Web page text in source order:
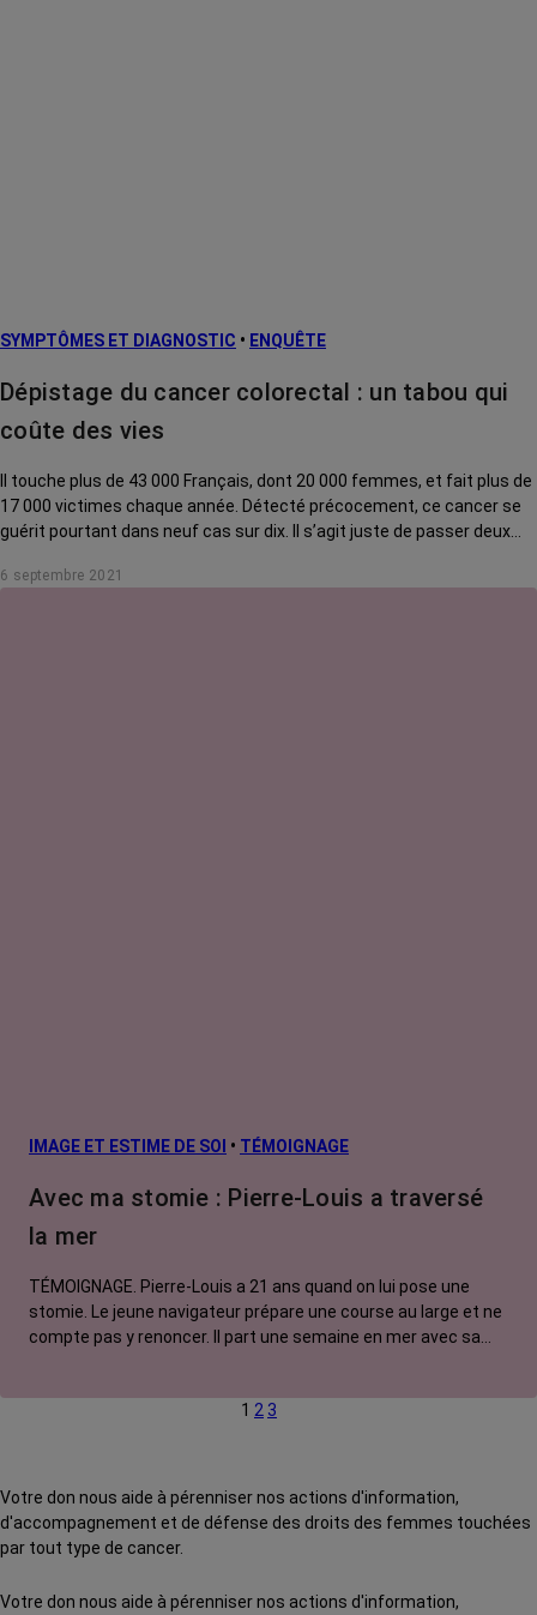
SYMPTÔMES ET DIAGNOSTIC • ENQUÊTE
Dépistage du cancer colorectal : un tabou qui
coûte des vies
Il touche plus de 43 000 Français, dont 20 000 femmes, et fait plus de
17 000 victimes chaque année. Détecté précocement, ce cancer se
guérit pourtant dans neuf cas sur dix. Il s’agit juste de passer deux
coince…
6 septembre 2021
IMAGE ET ESTIME DE SOI • TÉMOIGNAGE
Avec ma stomie : Pierre-Louis a traversé
la mer
TÉMOIGNAGE. Pierre-Louis a 21 ans quand on lui pose une
stomie. Le jeune navigateur prépare une course au large et ne
compte pas y renoncer. Il part une semaine en mer avec sa
histoire, pour briser le tabou.
1 2 3
Votre don nous aide à pérenniser nos actions d'information,
d'accompagnement et de défense des droits des femmes touchées
par tout type de cancer.
Votre don nous aide à pérenniser nos actions d'information,